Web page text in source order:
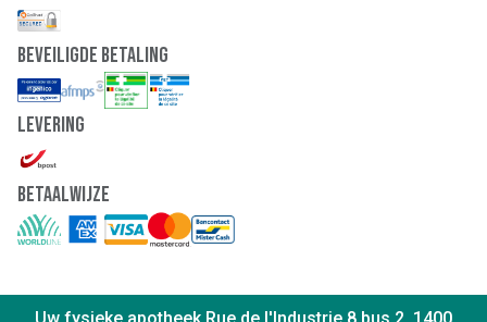
Beveiligde Betaling
Levering
Betaalwijze